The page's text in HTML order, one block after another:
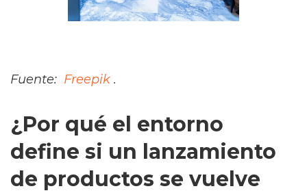
Fuente: Freepik .
¿Por qué el entorno
define si un lanzamiento
de productos se vuelve